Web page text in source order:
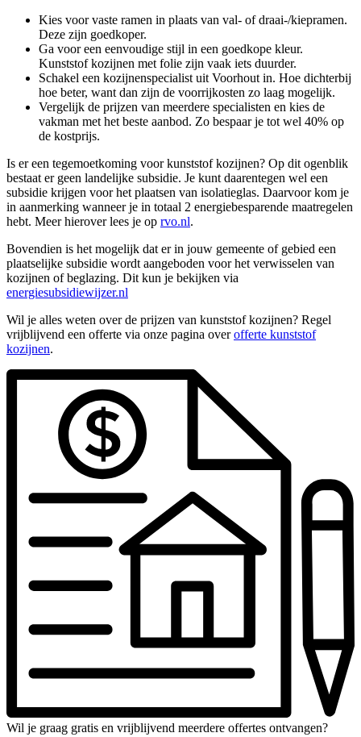
Kies voor vaste ramen in plaats van val- of draai-/kiepramen.
Deze zijn goedkoper.
Ga voor een eenvoudige stijl in een goedkope kleur.
Kunststof kozijnen met folie zijn vaak iets duurder.
Schakel een kozijnenspecialist uit Voorhout in. Hoe dichterbij
hoe beter, want dan zijn de voorrijkosten zo laag mogelijk.
Vergelijk de prijzen van meerdere specialisten en kies de
vakman met het beste aanbod. Zo bespaar je tot wel 40% op
de kostprijs.
Is er een tegemoetkoming voor kunststof kozijnen? Op dit ogenblik
bestaat er geen landelijke subsidie. Je kunt daarentegen wel een
subsidie krijgen voor het plaatsen van isolatieglas. Daarvoor kom je
in aanmerking wanneer je in totaal 2 energiebesparende maatregelen
hebt. Meer hierover lees je op rvo.nl.
Bovendien is het mogelijk dat er in jouw gemeente of gebied een
plaatselijke subsidie wordt aangeboden voor het verwisselen van
kozijnen of beglazing. Dit kun je bekijken via
energiesubsidiewijzer.nl
Wil je alles weten over de prijzen van kunststof kozijnen? Regel
vrijblijvend een offerte via onze pagina overofferte kunststof
kozijnen.
Wil je graag gratis en vrijblijvend meerdere offertes ontvangen?